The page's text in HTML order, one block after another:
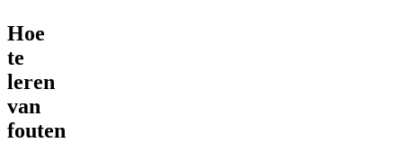
Hoe
te
leren
van
fouten